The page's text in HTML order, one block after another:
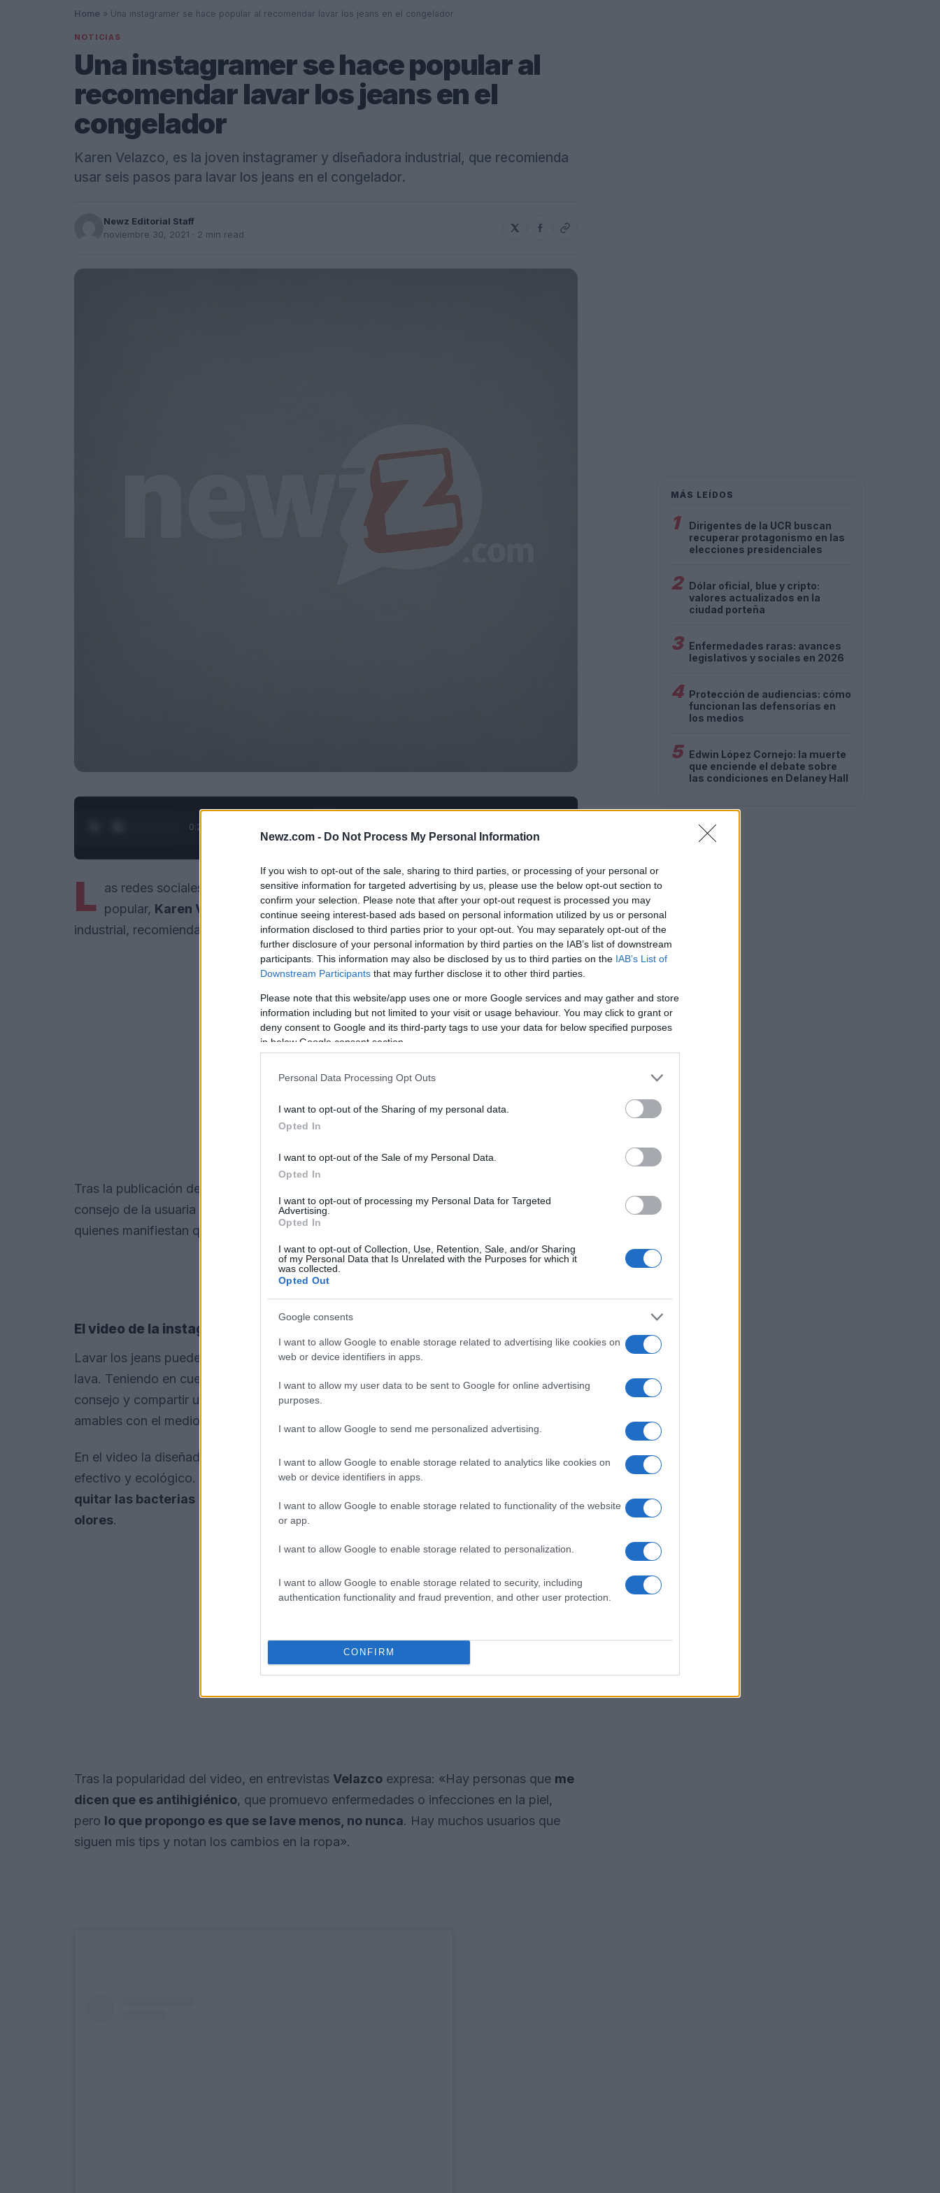
Newz.com - Do Not Process My Personal Information
If you wish to opt-out of the sale, sharing to third parties, or processing of your personal or
sensitive information for targeted advertising by us, please use the below opt-out section to
confirm your selection. Please note that after your opt-out request is processed you may
continue seeing interest-based ads based on personal information utilized by us or personal
information disclosed to third parties prior to your opt-out. You may separately opt-out of the
further disclosure of your personal information by third parties on the IAB’s list of downstream
participants. This information may also be disclosed by us to third parties on the IAB’s List of
Downstream Participants that may further disclose it to other third parties.
Please note that this website/app uses one or more Google services and may gather and store
information including but not limited to your visit or usage behaviour. You may click to grant or
deny consent to Google and its third-party tags to use your data for below specified purposes
in below Google consent section.
Personal Data Processing Opt Outs
I want to opt-out of the Sharing of my personal data.
Opted In
I want to opt-out of the Sale of my Personal Data.
Opted In
I want to opt-out of processing my Personal Data for Targeted
Advertising.
Opted In
I want to opt-out of Collection, Use, Retention, Sale, and/or Sharing
of my Personal Data that Is Unrelated with the Purposes for which it
was collected.
Opted Out
Google consents
I want to allow Google to enable storage related to advertising like cookies on
web or device identifiers in apps.
I want to allow my user data to be sent to Google for online advertising
purposes.
I want to allow Google to send me personalized advertising.
I want to allow Google to enable storage related to analytics like cookies on
web or device identifiers in apps.
I want to allow Google to enable storage related to functionality of the website
or app.
I want to allow Google to enable storage related to personalization.
I want to allow Google to enable storage related to security, including
authentication functionality and fraud prevention, and other user protection.
CONFIRM
Home » Una instagramer se hace popular al recomendar lavar los jeans en el congelador
NOTICIAS
Una instagramer se hace popular al
recomendar lavar los jeans en el
congelador
Karen Velazco, es la joven instagramer y diseñadora industrial, que recomienda
usar seis pasos para lavar los jeans en el congelador.
Newz Editorial Staff
noviembre 30, 2021 · 2 min read
0:28 / 3:55
L as redes sociales se han convertido en el lugar ideal para dar consejos y hacerse
popular, Karen Velazco
, es prueba de ello. La joven instagramer y diseñadora
industrial, recomienda usar seis pasos para lavar los jeans en el congelador.
Tras la publicación del video, éste se hizo bastante popular en la plataforma y el
consejo de la usuaria es cuestionado por la misma comunidad. Sin embargo, hay
quienes manifiestan que funciona.
El video de la instagramer
Lavar los jeans puede ser algo desgastante, tanto para la tela como para quien los
lava. Teniendo en cuenta esto, la instagramer
Karen Velazco,
aprovechó para dar un
consejo y compartir una serie de pasos para garantizar la calidad de los jeans y ser
amables con el medio ambientes: lavarlos en el congelador.
En el video la diseñador industrial explica en paso a paso y garantiza que es más
efectivo y ecológico. El consejo consiste en prácticamenterociar con vinagre para
quitar las bacterias
poner en congelador de 8 a 24 horas para eliminar los
olores.
Tras la popularidad del video, en entrevistas Velazco expresa: «Hay personas que me
dicen que es antihigiénico, que promuevo enfermedades o infecciones en la piel,
pero lo que propongo es que se lave menos, no nunca. Hay muchos usuarios que
siguen mis tips y notan los cambios en la ropa».
MÁS LEÍDOS
1
Dirigentes de la UCR buscan
recuperar protagonismo en las
elecciones presidenciales
2 Dólar oficial, blue y cripto:
valores actualizados en la
ciudad porteña
3 Enfermedades raras: avances
legislativos y sociales en 2026
4 Protección de audiencias: cómo
funcionan las defensorías en
los medios
5 Edwin López Cornejo: la muerte
que enciende el debate sobre
las condiciones en Delaney Hall